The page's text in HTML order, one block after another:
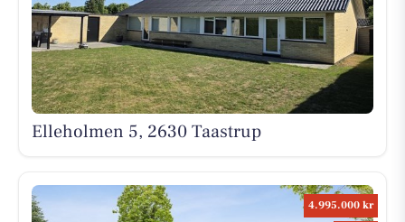
Elleholmen 5, 2630 Taastrup
4.995.000 kr